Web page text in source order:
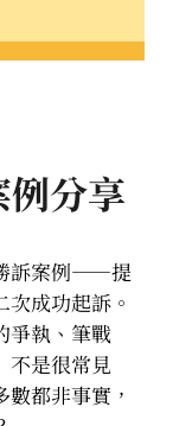
分享
訴案例——提
成功起訴。
爭執、筆戰
不是很常見
都非事實，